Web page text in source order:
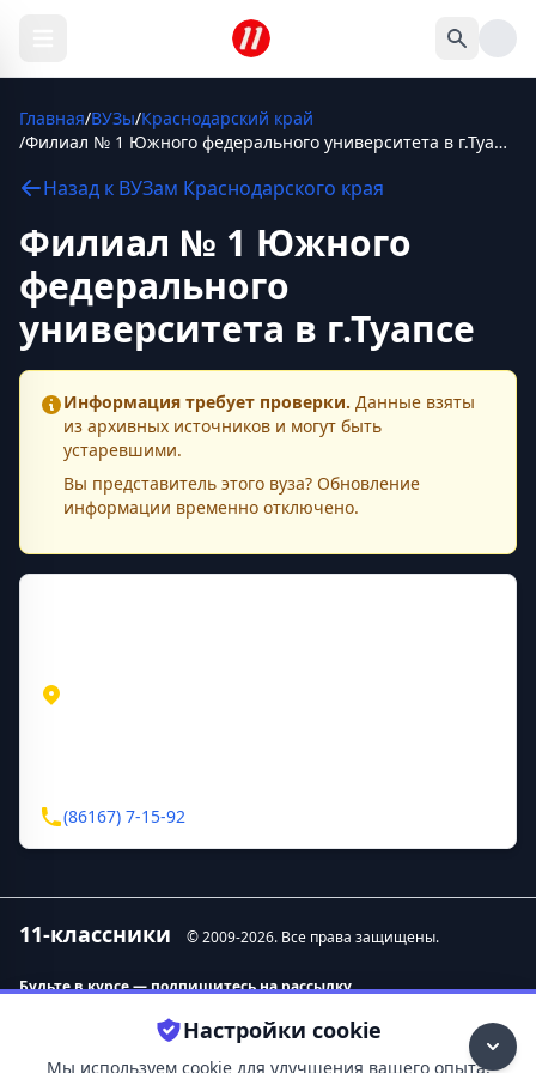
Главная/ВУЗы/Краснодарский край
/
Филиал № 1 Южного федерального университета в г.Туапсе
Назад к ВУЗам Краснодарского края
Филиал № 1 Южного
федерального
университета в г.Туапсе
Информация требует проверки. Данные взяты
из архивных источников и могут быть
устаревшими.
Вы представитель этого вуза? Обновление
информации временно отключено.
(86167) 7-15-92
11-классники © 2009-2026. Все права защищены.
Будьте в курсе — подпишитесь на рассылку.
О нас
Настройки cookie
Мы используем cookie для улучшения вашего опыта.